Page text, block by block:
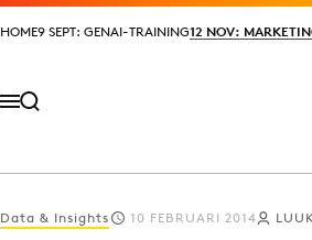
HOME9 SEPT: GENAI-TRAINING12 NOV:
HOME9 SEPT: GENAI-TRAINING12 NOV:
Data & Insights 10 FEBRUARI 2014